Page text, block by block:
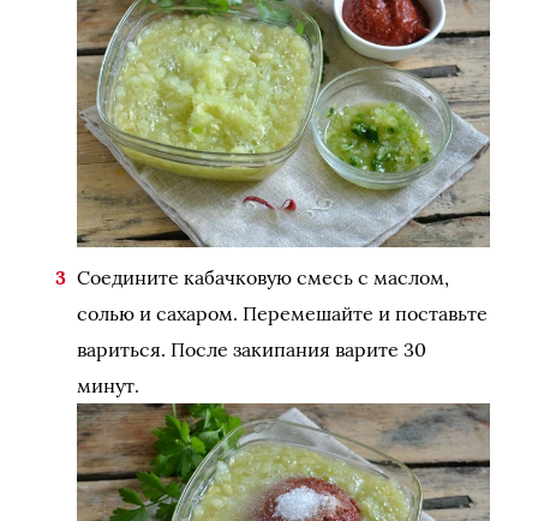
Соедините кабачковую смесь с маслом,
солью и сахаром. Перемешайте и поставьте
вариться. После закипания варите 30
минут.